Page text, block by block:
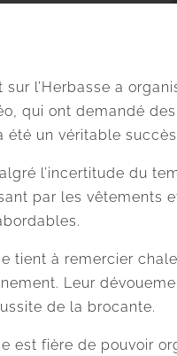
l’Herbasse a
qui ont demandé
été un véritable
l’incertitude du
par les vêtements
tient à remercier
Leur
de la brocante.
est fière de pouvoir